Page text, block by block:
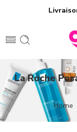
La Roche
Home